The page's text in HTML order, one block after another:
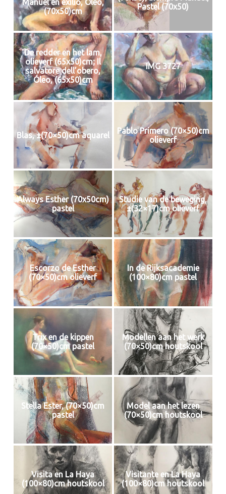
Manuel en exilio, Óleo,
(70x50)cm
Pastel (70x50)
De redder en het lam,
olieverf (65x50)cm; Il
salvatore dell’obero,
Óleo, (65x50)cm
IMG 3727
Blas, ±(70×50)cm aquarel
Pablo Primero (70×50)cm
olieverf
Always Esther (70x50cm)
pastel
Studie van de beweging,
±(32×17)cm olieverf
Escorzo de Esther
(70×50)cm olieverf
In de Rijksacademie
(100×80)cm pastel
Trix en de kippen
(70×50)cm pastel
Modellen aan het werk
(70×50)cm houtskool
Stella Ester, (70×50)cm
pastel
Model aan het lezen
(70×50)cm houtskool
Visita en La Haya
(100×80)cm houtskool
Visitante en La Haya
(100×80)cm houtskool